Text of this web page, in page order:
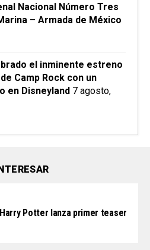
Nacional Número Tres
– Armada de México
el inminente estreno
Camp Rock con un
en Disneyland 7 agosto,
Potter lanza primer teaser